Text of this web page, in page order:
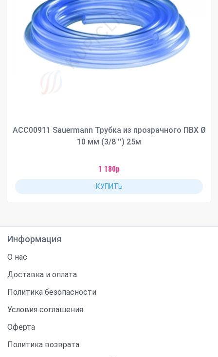
ACC00911 Sauermann Трубка из прозрачного ПВХ Ø
10 мм (3/8 '') 25м
1 180р
КУПИТЬ
Информация
О нас
Доставка и оплата
Политика безопасности
Условия соглашения
Оферта
Политика возврата